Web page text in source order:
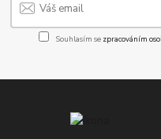
Souhlasím se zpracováním